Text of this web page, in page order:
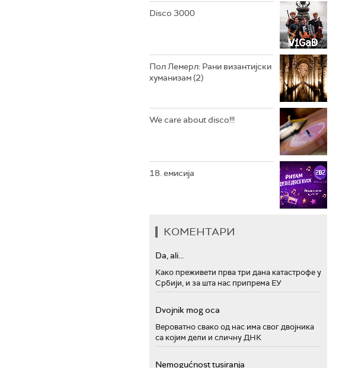
РАДИО ЏЕЗЕР
Disco 3000
Пол Лемерл: Рани византијски
хуманизам (2)
We care about disco!!!
18. емисија
КОМЕНТАРИ
Da, ali...
Како преживети прва три дана катастрофе у
Србији, и за шта нас припрема ЕУ
Dvojnik mog oca
Вероватно свако од нас има свог двојника
са којим дели и сличну ДНК
Nemogućnost tusiranja